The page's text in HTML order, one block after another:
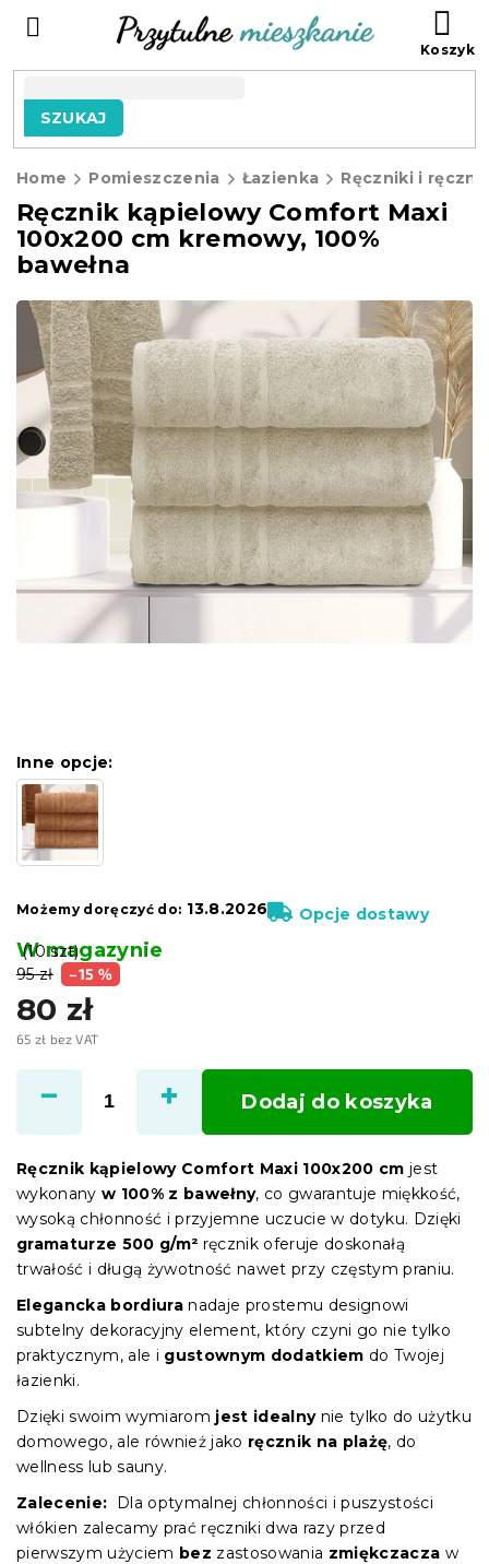
SZUKAJ
Home Pomieszczenia Łazienka Ręczniki i
Ręcznik kąpielowy Comfort Maxi
100x200 cm kremowy, 100%
bawełna
95 zł –15 %
80 zł
65 zł bez VAT
jednostkowa:
W magazynie
(10 szt)
Inne opcje:
Możemy doręczyć do: 13.8.2026 Opcje dostawy
Dodaj do koszyka
Ręcznik kąpielowy Comfort Maxi 100x200 cm jest
wykonany w 100% z bawełny, co gwarantuje miękkość,
wysoką chłonność i przyjemne uczucie w dotyku. Dzięki
gramaturze 500 g/m² ręcznik oferuje doskonałą
trwałość i długą żywotność nawet przy częstym praniu.
Elegancka bordiura nadaje prostemu designowi
subtelny dekoracyjny element, który czyni go nie tylko
praktycznym, ale i gustownym dodatkiem do Twojej
łazienki.
Dzięki swoim wymiarom jest idealnynie tylko do użytku
domowego, ale również jako ręcznik na plażę, do
wellness lub sauny.
Zalecenie: Dla optymalnej chłonności i puszystości
włókien zalecamy prać ręczniki dwa razy przed
pierwszym użyciem bez zastosowania zmiękczacza w